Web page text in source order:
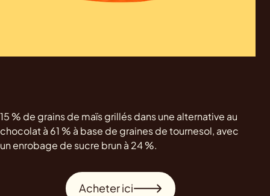
15 % de grains de maïs grillés dans une alternative au
chocolat à 61 % à base de graines de tournesol, avec
un enrobage de sucre brun à 24 %.
Acheter ici